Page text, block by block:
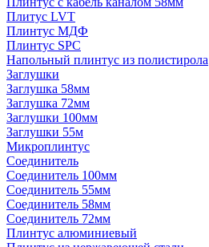
Плитус LVT
Плинтус МДФ
Плинтус SPC
Напольный плинтус из полистирола
Заглушки
Заглушка 58мм
Заглушка 72мм
Заглушки 100мм
Заглушки 55м
Микроплинтус
Соединитель
Соединитель 100мм
Соединитель 55мм
Соединитель 58мм
Соединитель 72мм
Плинтус алюминиевый